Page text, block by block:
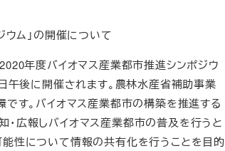
ポ
ムー
ミ
ト
ェ
セ
ミ
ー
立
意
会
画
ウム」の開催について
年度バイオマス産業都市推進シンポジウ
午後に開催されます。農林水産省補助事業
す。バイオマス産業都市の構築を推進する
・広報しバイオマス産業都市の普及を行うと
能性について情報の共有化を行うことを目的